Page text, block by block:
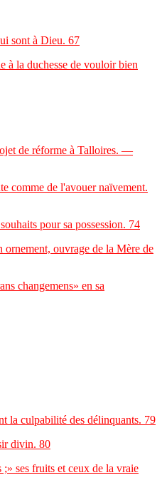
sont à Dieu. 67
la duchesse de vouloir bien
de réforme à Talloires. —
comme de l'avouer naïvement.
pour sa possession. 74
ouvrage de la Mère de
changemens» en sa
la culpabilité des délinquants. 79
divin. 80
ses fruits et ceux de la vraie